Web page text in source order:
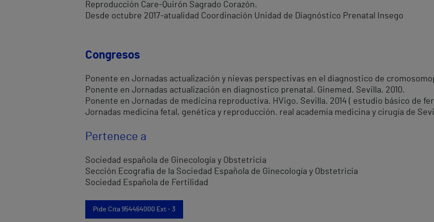
Reproducción Care-Quirón Sagrado Corazón.
Desde octubre 2017-atualidad Coordinación Unidad de Diagnóstico Prenatal Insego
Congresos
Ponente en Jornadas actualización y nievas perspectivas en el diagnostico de
Ponente en Jornadas actualización en diagnostico prenatal. Ginemed. Sevilla, 2010.
Ponente en Jornadas de medicina reproductiva. HVigo. Sevilla. 2014 ( estudio básico de
Jornadas medicina fetal, genética y reproducción. real academia medicina y cirugía de
Pertenece a
Sociedad española de Ginecología y Obstetricia
Sección Ecografía de la Sociedad Española de Ginecología y Obstetricia
Sociedad Española de Fertilidad
Pide Cita 954464000 Ext - 3